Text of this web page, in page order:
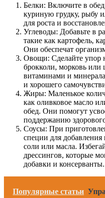
Белки: Включите в
куриную грудку, рыбу
для роста и
Углеводы: Добавьте в
такие как картофель,
Они обеспечат
Овощи: Сделайте упор
брокколи, морковь
витаминами и
и хорошего
Жиры: Маленькое
как оливковое масло
обед. Они помогут
поддержанию
Соусы: При
специи для добавления
соли или масла.
дрессингов, которые
добавки и консерванты.
Популярные статьи